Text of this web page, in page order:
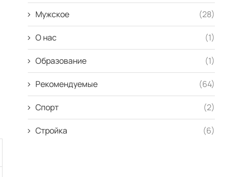
Мужское (28)
О нас (1)
Образование (1)
Рекомендуемые (64)
Спорт (2)
Стройка (6)